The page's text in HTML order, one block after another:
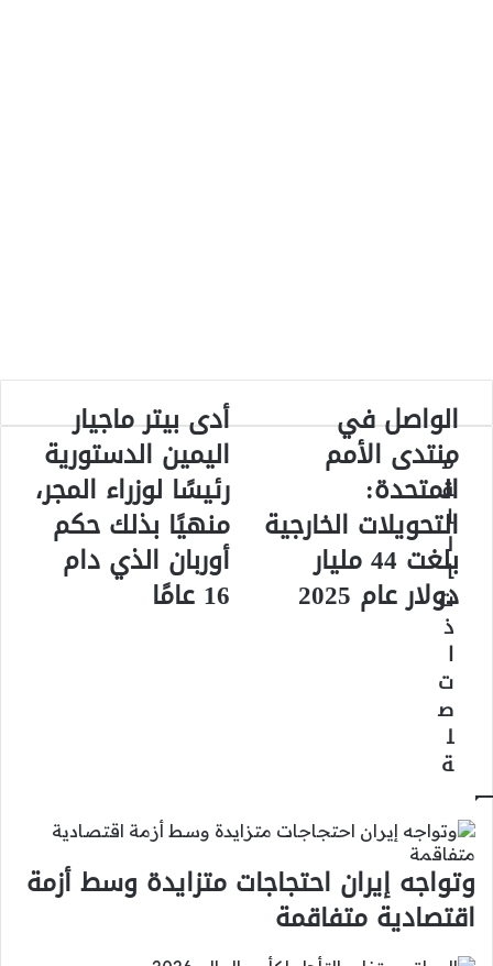
أدى
بيتر
ماجيار
اليمين
الدستورية
رئيسًا
لوزراء
المجر،
منهيًا
أدى بيتر ماجيار
اليمين الدستورية
رئيسًا لوزراء المجر،
منهيًا بذلك حكم
أوربان الذي دام
16 عامًا
الواصل
في
منتدى
الأمم
المتحدة:
التحويلات
الخارجية
بلغت
44
مليار
دولار
عام
2025
الواصل في
منتدى الأمم
المتحدة:
التحويلات الخارجية
بلغت 44 مليار
دولار عام 2025
م
ق
ا
ل
ا
ت
ذ
ا
ت
ص
ل
ة
وتواجه إيران احتجاجات متزايدة وسط أزمة
اقتصادية متفاقمة